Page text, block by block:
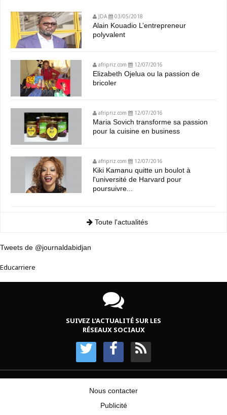
JDA 03/05/2018
Alain Kouadio L’entrepreneur
polyvalent
afripriz.com 12/07/2016
Elizabeth Ojelua ou la passion de
bricoler
afripriz.com 12/07/2016
Maria Sovich transforme sa passion
pour la cuisine en business
afripriz.com 12/07/2016
Kiki Kamanu quitte un boulot à
l'université de Harvard pour
poursuivre...
Toute l'actualités
Tweets de @journaldabidjan
Educarriere
SUIVEZ L’ACTUALITÉ SUR LES
RÉSEAUX SOCIAUX
Nous contacter
Publicité